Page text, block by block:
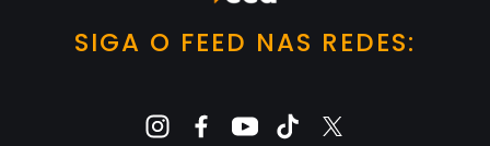
SIGA O FEED NAS REDES: